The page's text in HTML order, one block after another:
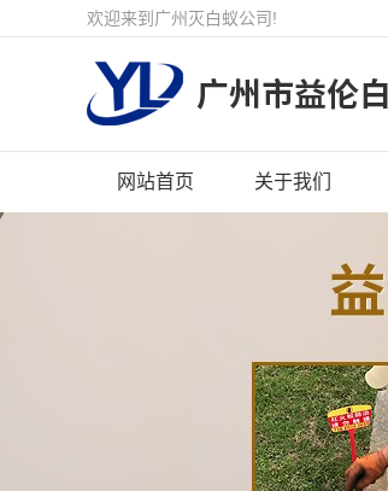
欢迎来到广州灭白蚁公司!
网站首页 关于我们